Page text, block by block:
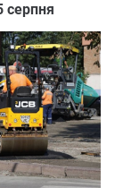
серпня